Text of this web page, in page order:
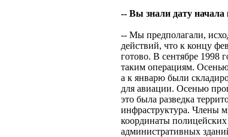
-- Вы знали дату
-- Мы предполагали,
действий, что к концу
готово. В сентябре
таким операциям.
а к январю были
для авиации. Осенью
это была разведка
инфраструктура. Члены
координаты полицейских
административных